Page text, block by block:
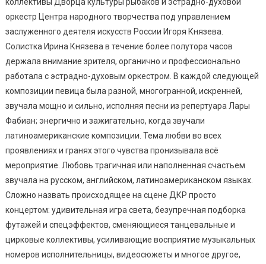
коллективы Дворца культуры рыбаков и эстрадно-духовой
оркестр Центра народного творчества под управлением
заслуженного деятеля искусств России Игоря Князева.
Солистка Ирина Князева в течение более полутора часов
держала внимание зрителя, органично и профессионально
работала с эстрадно-духовым оркестром. В каждой следующей
композиции певица была разной, многогранной, искренней,
звучала мощно и сильно, исполняя песни из репертуара Лары
Фабиан; энергично и зажигательно, когда звучали
латиноамериканские композиции. Тема любви во всех
проявлениях и гранях этого чувства пронизывала всё
мероприятие. Любовь трагичная или наполненная счастьем
звучала на русском, английском, латиноамериканском языках.
Сложно назвать происходящее на сцене ДКР просто
концертом: удивительная игра света, безупречная подборка
футажей и спецэффектов, сменяющиеся танцевальные и
цирковые коллективы, усиливающие восприятие музыкальных
номеров исполнительницы, видеосюжеты и многое другое,